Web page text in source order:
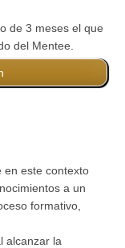
de 3 meses el que
del Mentee.
en este contexto
a un
formativo,
alcanzar la